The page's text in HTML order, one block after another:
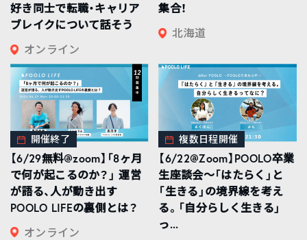
好き同士で転職・キャリア
ブレイクについて話そう
オンライン
集合！
北海道
開催終了
【6/29無料@zoom】「8ヶ月
で何が起こるのか？」 運営
が語る、人が動き出す
POOLO LIFEの裏側とは？
オンライン
複数日程開催
【6/22@Zoom】POOLO卒業
生座談会〜「はたらく」と
「生きる」の境界線を考え
る。「自分らしく生きる」
っ...